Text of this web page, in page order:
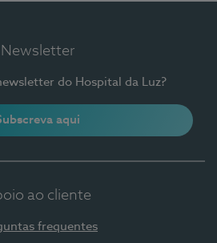
Newsletter
do Hospital da Luz?
aqui
ao cliente
frequentes